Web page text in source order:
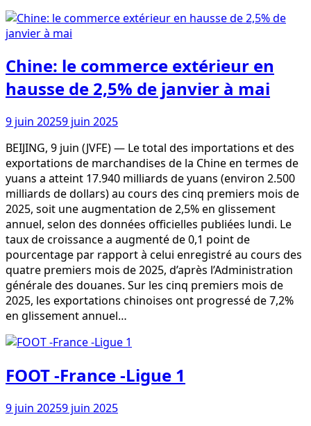
Chine: le commerce extérieur en
hausse de 2,5% de janvier à mai
9 juin 20259 juin 2025
BEIJING, 9 juin (JVFE) — Le total des importations et des
exportations de marchandises de la Chine en termes de
yuans a atteint 17.940 milliards de yuans (environ 2.500
milliards de dollars) au cours des cinq premiers mois de
2025, soit une augmentation de 2,5% en glissement
annuel, selon des données officielles publiées lundi. Le
taux de croissance a augmenté de 0,1 point de
pourcentage par rapport à celui enregistré au cours des
quatre premiers mois de 2025, d’après l’Administration
générale des douanes. Sur les cinq premiers mois de
2025, les exportations chinoises ont progressé de 7,2%
en glissement annuel…
FOOT -France -Ligue 1
9 juin 20259 juin 2025